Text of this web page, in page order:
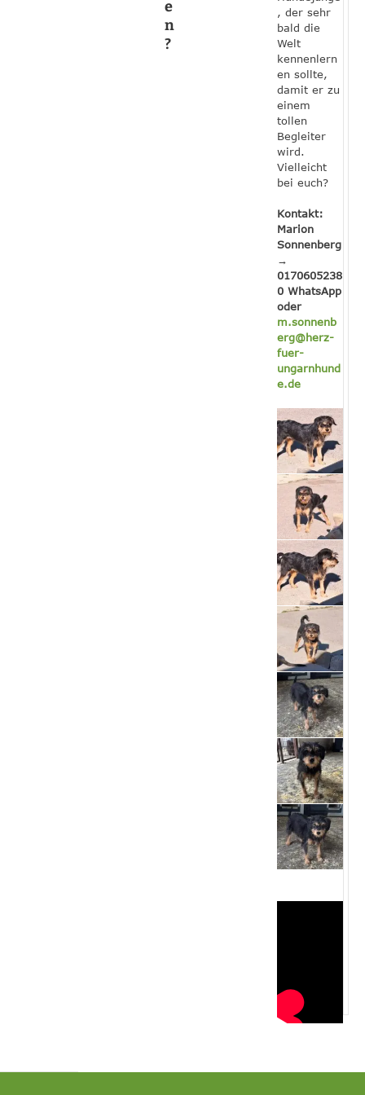
, der sehr
bald die
Welt
kennenlern
en sollte,
damit er zu
einem
tollen
Begleiter
wird.
Vielleicht
bei euch?
Kontakt:
Marion
Sonnenberg
→
0170605238
0 WhatsApp
oder
m.sonnenb
erg@herz-
fuer-
ungarnhund
e.de
e
n
?